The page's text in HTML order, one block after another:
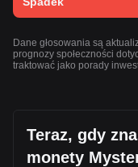
Dane głosowania są
prognozy społeczności
traktować jako porady
Teraz, gdy
monety